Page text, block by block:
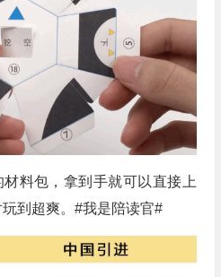
料包，拿到手就可以直接上
到超爽。#我是陪读官#